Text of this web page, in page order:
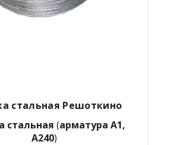
стальная Решоткино
стальная (арматура А1,
А240)